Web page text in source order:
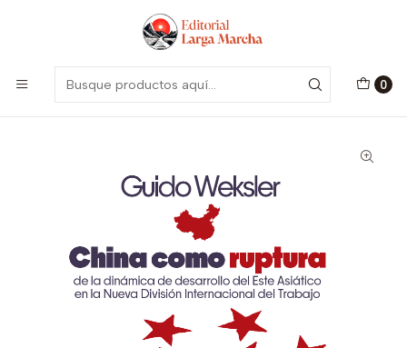
0
Encuentra nuestro catálogo aquí
China como ruptura de la dinámica de desarrollo del Este
Asiático en la Nueva División Internacional del Trabajo